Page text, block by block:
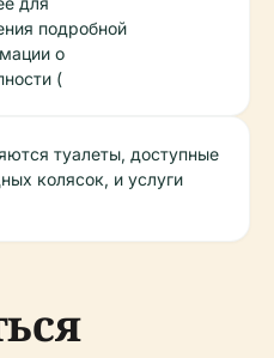
подробной
о
(
туалеты, доступные
колясок, и услуги